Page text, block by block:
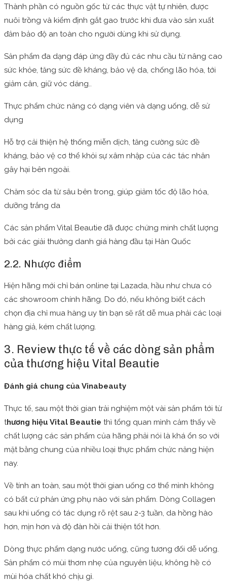
Thành phần có nguồn gốc từ các thực vật tự nhiên, được
nuôi trồng và kiểm định gắt gao trước khi đưa vào sản xuất
đảm bảo độ an toàn cho người dùng khi sử dụng.
Sản phẩm đa dạng đáp ứng đầy đủ các nhu cầu từ nâng cao
sức khỏe, tăng sức đề kháng, bảo vệ da, chống lão hóa, tới
giảm cân, giữ vóc dáng..
Thực phẩm chức năng có dạng viên và dạng uống, dễ sử
dụng
Hỗ trợ cải thiện hệ thống miễn dịch, tăng cường sức đề
kháng, bảo vệ cơ thể khỏi sự xâm nhập của các tác nhân
gây hại bên ngoài.
Chăm sóc da từ sâu bên trong, giúp giảm tốc độ lão hóa,
dưỡng trắng da
Các sản phẩm Vital Beautie đã được chứng minh chất lượng
bởi các giải thưởng danh giá hàng đầu tại Hàn Quốc
2.2. Nhược điểm
Hiện hãng mới chỉ bán online tại Lazada, hầu như chưa có
các showroom chính hãng. Do đó, nếu không biết cách
chọn địa chỉ mua hàng uy tín bạn sẽ rất dễ mua phải các loại
hàng giả, kém chất lượng.
3. Review thực tế về các dòng sản phẩm
của thương hiệu Vital Beautie
Đánh giá chung của Vinabeauty
Thực tế, sau một thời gian trải nghiệm một vài sản phẩm tới từ
thương hiệu Vital Beautie thì tổng quan mình cảm thấy về
chất lượng các sản phẩm của hãng phải nói là khá ổn so với
mặt bằng chung của nhiều loại thực phẩm chức năng hiện
nay.
Về tính an toàn, sau một thời gian uống cơ thể mình không
có bất cứ phản ứng phụ nào với sản phẩm. Dòng Collagen
sau khi uống có tác dụng rõ rệt sau 2-3 tuần, da hồng hào
hơn, mịn hơn và độ đàn hồi cải thiện tốt hơn.
Dòng thực phẩm dạng nước uống, cũng tương đối dễ uống.
Sản phẩm có mùi thơm nhẹ của nguyên liệu, không hề có
mùi hóa chất khó chịu gì.